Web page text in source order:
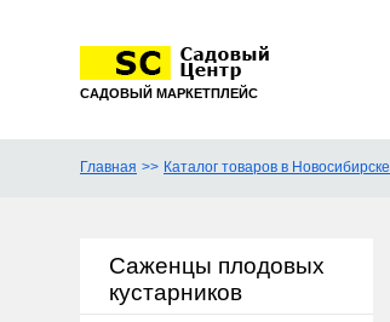
САДОВЫЙ МАРКЕТПЛЕЙС
Главная Каталог товаров в Новосибирске
Саженцы плодовых
кустарников